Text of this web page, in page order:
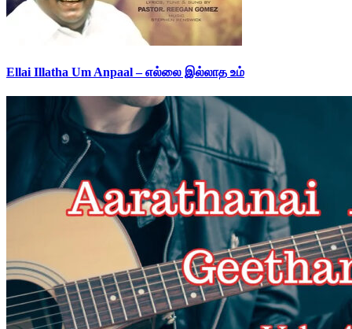
Ellai Illatha Um Anpaal – எல்லை இல்லாத உம்